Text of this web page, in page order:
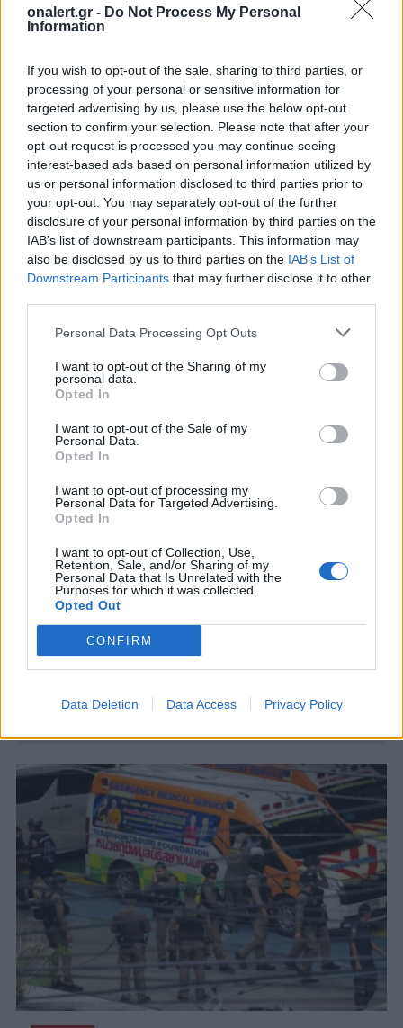
onalert.gr - Do Not Process My Personal
Information
If you wish to opt-out of the sale, sharing to third parties, or
processing of your personal or sensitive information for
targeted advertising by us, please use the below opt-out
section to confirm your selection. Please note that after your
opt-out request is processed you may continue seeing
interest-based ads based on personal information utilized by
us or personal information disclosed to third parties prior to
your opt-out. You may separately opt-out of the further
disclosure of your personal information by third parties on the
IAB’s list of downstream participants. This information may
also be disclosed by us to third parties on the IAB’s List of
Downstream Participants that may further disclose it to other
Personal Data Processing Opt Outs
I want to opt-out of the Sharing of my
personal data.
Opted In
I want to opt-out of the Sale of my
Personal Data.
Opted In
I want to opt-out of processing my
Personal Data for Targeted Advertising.
Opted In
I want to opt-out of Collection, Use,
Retention, Sale, and/or Sharing of my
Personal Data that Is Unrelated with the
Purposes for which it was collected.
Opted Out
CONFIRM
Data Deletion Data Access Privacy Policy
ΣΧΕΤΙΚΑ ΑΡΘΡΑ
ΚΟΣΜΟΣ
Μαύρη Θάλασσα: Ρωσικοί ισχυρισμοί
για επίθεση σε πλοία με στρατιωτικά
φορτία
Παράλληλα ρωσικά UAV προκάλεσαν πυρκαγιά
σε αποθήκες στο Χάρκοβο
7 ΑΥΓ. 2026, 11:18